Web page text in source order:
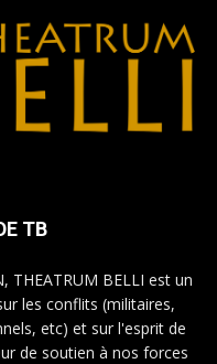
TB
THEATRUM BELLI est un
les conflits (militaires,
etc) et sur l'esprit de
de soutien à nos forces